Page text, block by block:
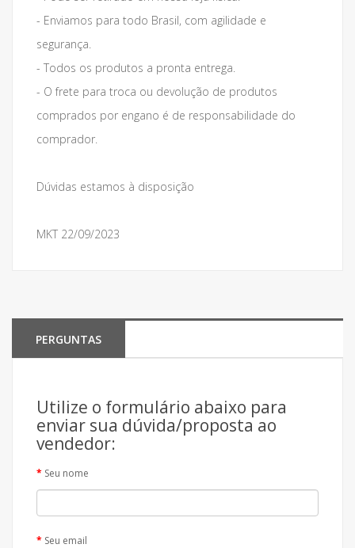
- Enviamos para todo Brasil, com agilidade e
segurança.
- Todos os produtos a pronta entrega.
- O frete para troca ou devolução de produtos
comprados por engano é de responsabilidade do
comprador.
Dúvidas estamos à disposição
MKT 22/09/2023
PERGUNTAS
Utilize o formulário abaixo para
enviar sua dúvida/proposta ao
vendedor:
Seu nome
Seu email